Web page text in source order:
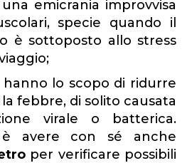
emicrania improvvisa
specie quando il
è sottoposto allo stress
hanno lo scopo di ridurre
febbre, di solito causata
virale o batterica.
avere con sé anche
per verificare possibili